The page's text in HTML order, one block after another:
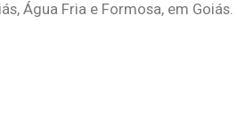
Água Fria e Formosa, em Goiás.